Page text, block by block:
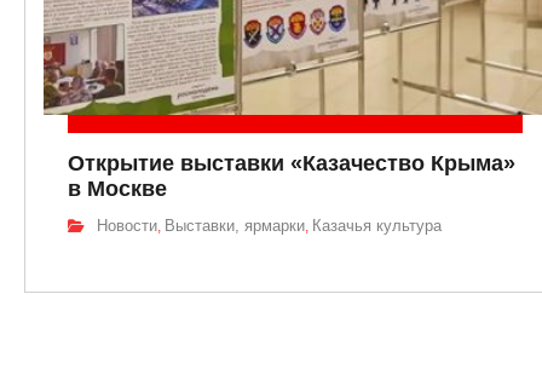
Открытие выставки «Казачество Крыма»
в Москве
Новости, Выставки, ярмарки, Казачья культура